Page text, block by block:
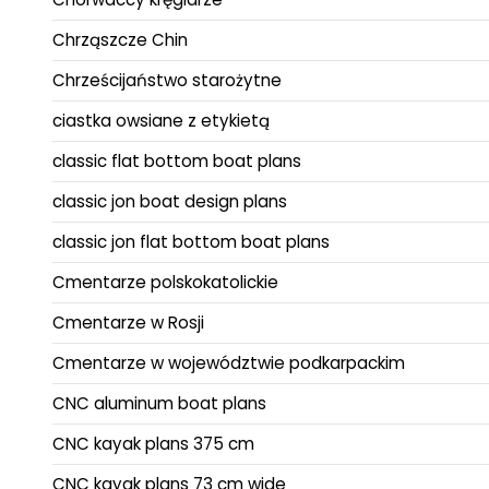
Chrząszcze Chin
Chrześcijaństwo starożytne
ciastka owsiane z etykietą
classic flat bottom boat plans
classic jon boat design plans
classic jon flat bottom boat plans
Cmentarze polskokatolickie
Cmentarze w Rosji
Cmentarze w województwie podkarpackim
CNC aluminum boat plans
CNC kayak plans 375 cm
CNC kayak plans 73 cm wide